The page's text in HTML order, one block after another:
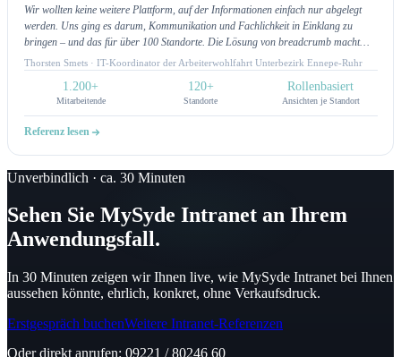
Wir wollten keine weitere Plattform, auf der Informationen einfach nur abgelegt
werden. Uns ging es darum, Kommunikation und Fachlichkeit in Einklang zu
bringen – und das für über 100 Standorte. Die Lösung von breadcrumb macht
genau das möglich: Mitarbeitende finden, was sie brauchen, und Fachbereiche
können zielgerichtet kommunizieren. Für uns ist das Intranet nicht nur Technik,
sondern ein echtes Arbeitsinstrument.Alle noch so individuellen Wünsche, konnten
bisher umgesetzt werden. Hier passt sich das Intranet unseren Prozessen an und
Thorsten Smets · IT-Koordinator der Arbeiterwohlfahrt Unterbezirk Ennepe-Ruhr
1.200+
Mitarbeitende
120+
Standorte
Rollenbasiert
Ansichten je Standort
Referenz lesen
Unverbindlich · ca. 30 Minuten
Sehen Sie MySyde Intranet an Ihrem
Anwendungsfall.
In 30 Minuten zeigen wir Ihnen live, wie MySyde Intranet bei Ihnen
aussehen könnte, ehrlich, konkret, ohne Verkaufsdruck.
Erstgespräch buchenWeitere Intranet-Referenzen
Oder direkt anrufen: 09221 / 80246 60